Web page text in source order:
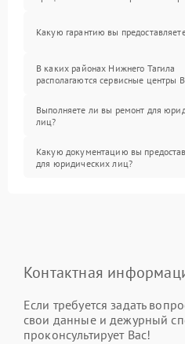
Какую гарантию вы
В каких районах Нижнего Тагила
располагаются сервисные центры
Выполняете ли вы ремонт для
лиц?
Какую документацию вы
для юридических лиц?
Контактная
Если требуется задать
свои данные и дежурный
проконсультирует Вас!